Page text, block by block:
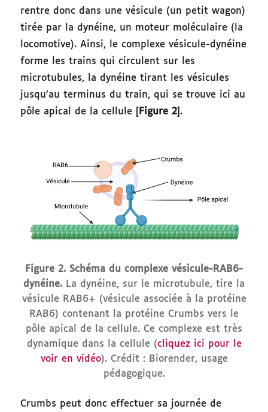
rentre donc dans une vésicule (un petit wagon)
tirée par la dynéine, un moteur moléculaire (la
locomotive). Ainsi, le complexe vésicule-dynéine
forme les trains qui circulent sur les
microtubules, la dynéine tirant les vésicules
jusqu’au terminus du train, qui se trouve ici au
pôle apical de la cellule [
Figure 2 ].
Figure 2. Schéma du complexe vésicule-RAB6-
dynéine. La dynéine, sur le microtubule, tire la
vésicule RAB6+ (vésicule associée à la protéine
RAB6) contenant la protéine Crumbs vers le
pôle apical de la cellule. Ce complexe est très
dynamique dans la cellule (cliquez ici pour le
voir en vidéo). Crédit : Biorender, usage
pédagogique.
Crumbs peut donc effectuer sa journée de